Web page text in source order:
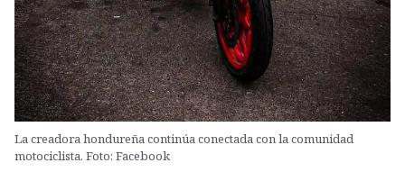
La creadora hondureña continúa conectada con la comunidad
motociclista. Foto: Facebook